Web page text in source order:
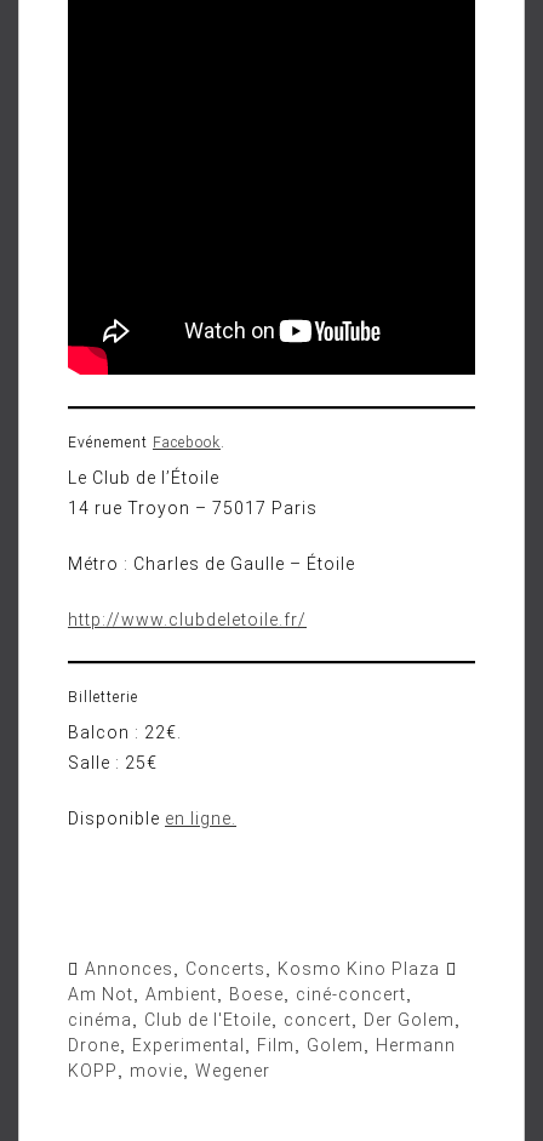
Evénement Facebook
Le Club de l’Étoile
14 rue Troyon – 75017 Paris
Métro : Charles de Gaulle – Étoile
http://www.clubdeletoile.fr/
Billetterie
Balcon : 22€.
Salle : 25€
Disponible en ligne
Annonces Concerts
Kosmo Kino Plaza
Am Not
Ambient Boese ciné-concert
cinéma
Club de l'Etoile concert Der Golem
Drone
Experimental Film Golem
Hermann
KOPP
movie Wegener